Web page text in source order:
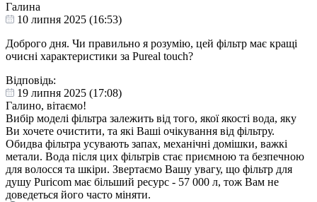
Галина
10 липня 2025 (16:53)
Доброго дня. Чи правильно я розумію, цей фільтр має кращі
очисні характеристики за Pureal touch?
Відповідь:
19 липня 2025 (17:08)
Галино, вітаємо!
Вибір моделі фільтра залежить від того, якої якості вода, яку
Ви хочете очистити, та які Ваші очікування від фільтру.
Обидва фільтра усувають запах, механічні домішки, важкі
метали. Вода після цих фільтрів стає приємною та безпечною
для волосся та шкіри. Звертаємо Вашу увагу, що фільтр для
душу Puricom має більший ресурс - 57 000 л, тож Вам не
доведеться його часто міняти.